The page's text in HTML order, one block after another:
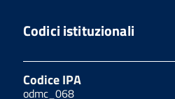
Codici istituzionali
Codice IPA
odmc_068